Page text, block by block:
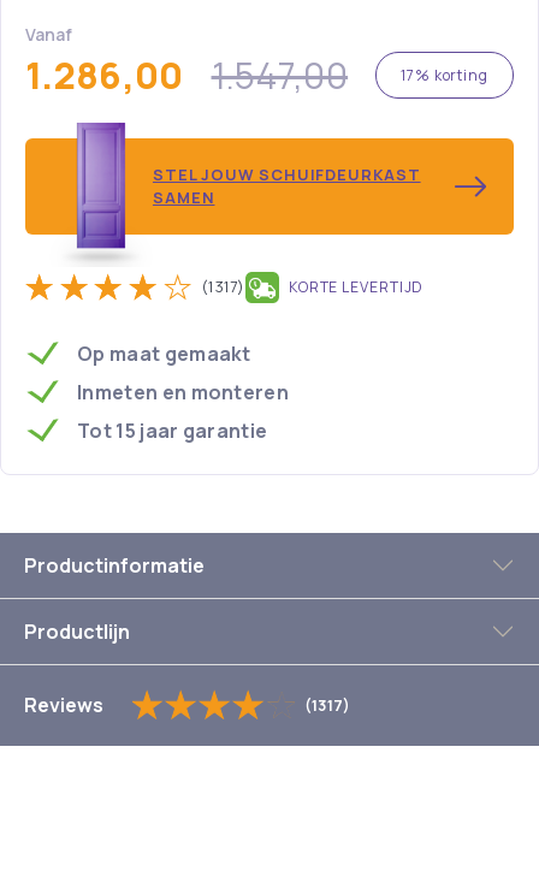
Vanaf
1.286,00 1.547,00 17% korting
STEL JOUW SCHUIFDEURKAST
SAMEN
(1317) KORTE LEVERTIJD
Op maat gemaakt
Inmeten en monteren
Tot 15 jaar garantie
Productinformatie
Productlijn
Reviews (1317)